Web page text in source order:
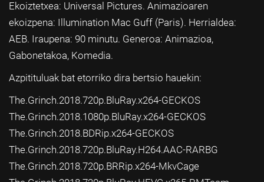
Ekoiztetxea: Universal Pictures. Animazioaren
ekoizpena: Illumination Mac Guff (Paris). Herrialdea:
AEB. Iraupena: 90 minutu. Generoa: Animazioa,
Gabonetakoa, Komedia.
Azpitituluak bat etorriko dira bertsio hauekin:
The.Grinch.2018.720p.BluRay.x264-GECKOS
The.Grinch.2018.1080p.BluRay.x264-GECKOS
The.Grinch.2018.BDRip.x264-GECKOS
The.Grinch.2018.720p.BluRay.H264.AAC-RARBG
The.Grinch.2018.720p.BRRip.x264-MkvCage